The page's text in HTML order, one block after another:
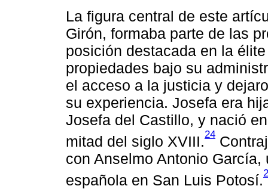
La figura central de este
Girón, formaba parte de las
posición destacada en la
propiedades bajo su
el acceso a la justicia y
su experiencia. Josefa era
Josefa del Castillo, y nació
mitad del siglo XVIII.24
con Anselmo Antonio
española en San Luis Potosí.